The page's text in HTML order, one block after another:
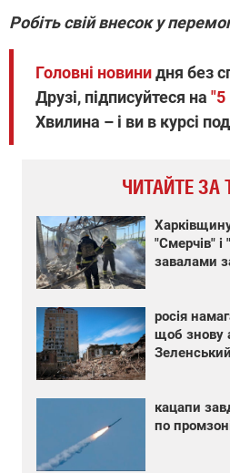
Робіть свій внесок у
Головні новинидня без
Друзі, підписуйтеся на "5
Хвилина – і ви в курсі
ЧИТАЙТЕ
"Смерчів" і
завалами
росія
щоб знову
Зеленський
кацапи
по